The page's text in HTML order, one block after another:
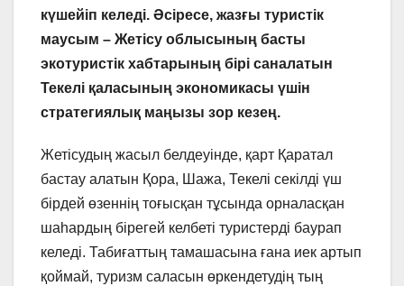
күшейіп келеді. Әсіресе, жазғы туристік
маусым – Жетісу облысының басты
экотуристік хабтарының бірі саналатын
Текелі қаласының экономикасы үшін
стратегиялық маңызы зор кезең.
Жетісудың жасыл белдеуінде, қарт Қаратал
бастау алатын Қора, Шажа, Текелі секілді үш
бірдей өзеннің тоғысқан тұсында орналасқан
шаһардың бірегей келбеті туристерді баурап
келеді. Табиғаттың тамашасына ғана иек артып
қоймай, туризм саласын өркендетудің тың